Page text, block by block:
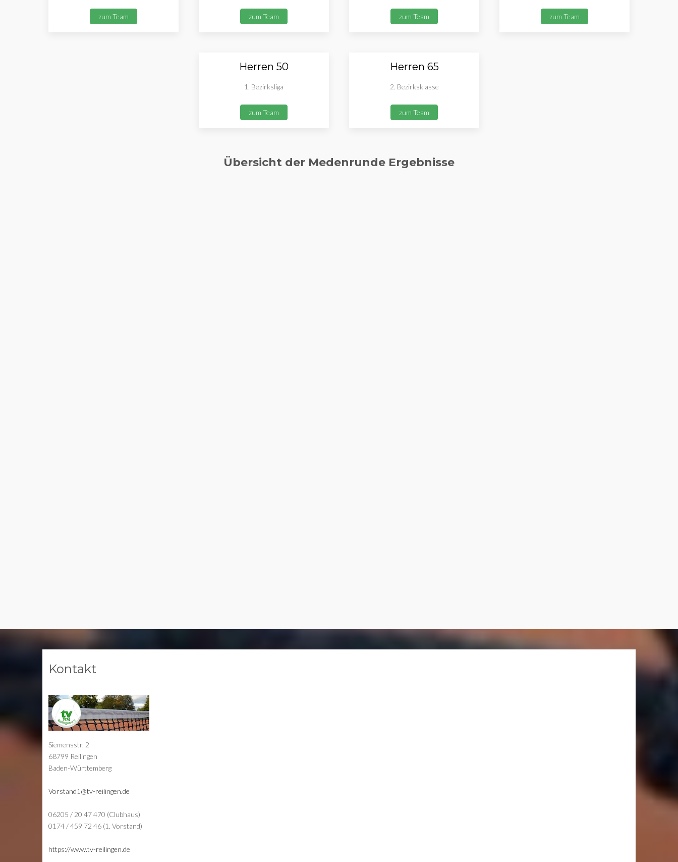
zum Team zum Team zum Team zum Team
Herren 50
1. Bezirksliga
zum Team
Herren 65
2. Bezirksklasse
zum Team
Übersicht der Medenrunde Ergebnisse
Kontakt
Siemensstr. 2
68799 Reilingen
Baden-Württemberg
Vorstand1@tv-reilingen.de
06205 / 20 47 470 (Clubhaus)
0174 / 459 72 46 (1. Vorstand)
https://www.tv-reilingen.de